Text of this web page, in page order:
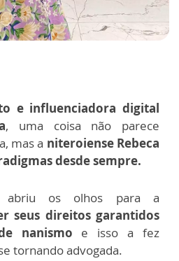
e influenciadora digital
, uma coisa não parece
mas a niteroiense Rebeca
desde sempre.
abriu os olhos para a
seus direitos garantidos
nanismo e isso a fez
tornando advogada.